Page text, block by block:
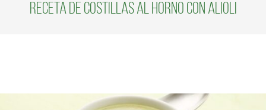
Receta de costillas al horno con alioli